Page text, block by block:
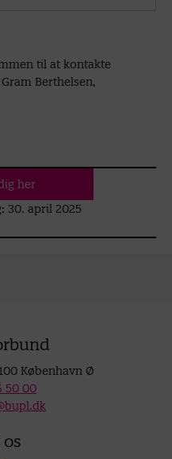
til at kontakte
Berthelsen,
her
30. april 2025
København Ø
50 00
os